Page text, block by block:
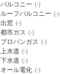
バルコニー (-)
ルーフバルコニー (-)
出窓 (-)
都市ガス (-)
プロパンガス (-)
上水道 (-)
下水道 (-)
オール電化 (-)